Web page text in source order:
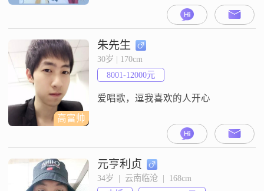
高富帅
朱先生
30岁 | 170cm
8001-12000元
爱唱歌，逗我喜欢的人开心
元亨利贞
34岁  |  云南临沧  |  168cm